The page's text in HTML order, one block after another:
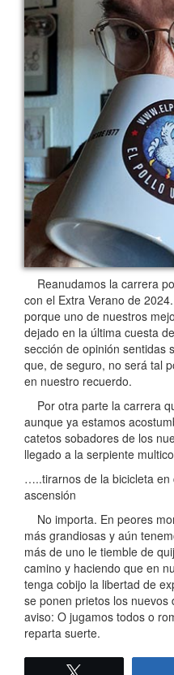
Reanudamos la carrera
con el Extra Verano de
porque uno de nuestros
dejado en la última cuesta
sección de opinión sentidas
que, de seguro, no será tal
en nuestro recuerdo.
Por otra parte la carrera
aunque ya estamos
catetos sobadores de los
llegado a la serpiente
…..tirarnos de la bicicleta en
ascensión
No importa. En peores
más grandiosas y aún
más de uno le tiemble de
camino y haciendo que en
tenga cobijo la libertad de
se ponen prietos los nuevos
aviso: O jugamos todos o
reparta suerte.